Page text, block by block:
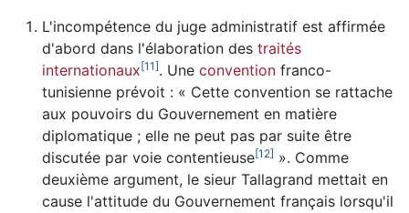
L'incompétence du juge administratif est affirmée
d'abord dans l'élaboration des traités
internationaux[11]. Une conventionfranco-
tunisienne prévoit : « Cette convention se rattache
aux pouvoirs du Gouvernement en matière
diplomatique ; elle ne peut pas par suite être
discutée par voie contentieuse[12] ». Comme
deuxième argument, le sieur Tallagrand mettait en
cause l'attitude du Gouvernement français lorsqu'il